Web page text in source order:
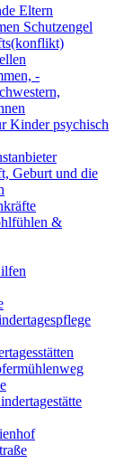
Eltern
Schutzengel
-
Kinder psychisch
Geburt und die
&